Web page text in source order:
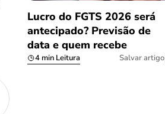
Lucro do FGTS 2026 será
antecipado? Previsão de
data e quem recebe
4 min Leitura Salvar artigo